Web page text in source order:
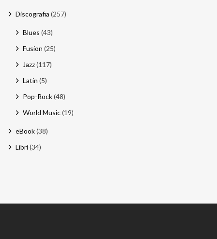
Discografia (257)
Blues (43)
Fusion (25)
Jazz(117)
Latin (5)
Pop-Rock(48)
World Music(19)
eBook(38)
Libri(34)